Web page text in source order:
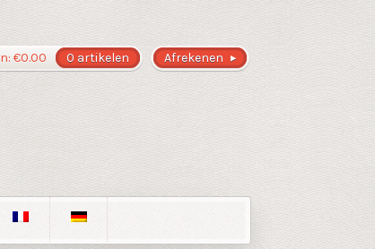
Afrekenen
€0.00 0 artikelen